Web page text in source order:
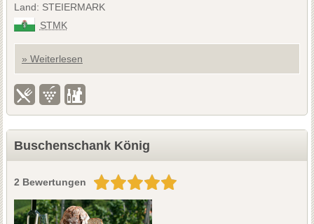
Land: STEIERMARK
STMK
» Weiterlesen
Buschenschank König
2 Bewertungen